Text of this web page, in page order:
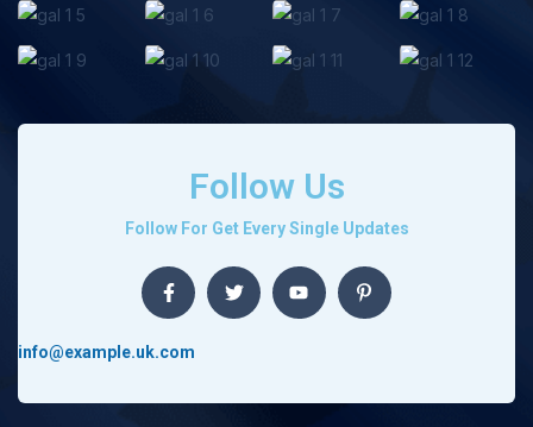
Follow Us
Follow For Get Every Single Updates
info@example.uk.com